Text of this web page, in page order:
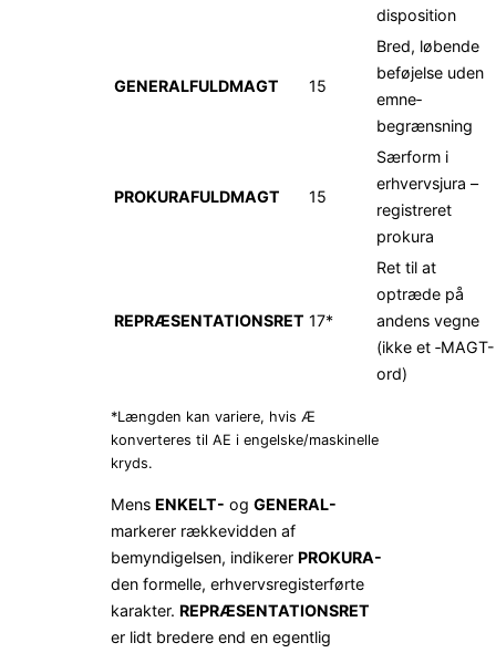
disposition
GENERALFULDMAGT 15
Bred, løbende
beføjelse uden
emne­
begrænsning
PROKURAFULDMAGT 15
Særform i
erhvervsjura –
registreret
prokura
REPRÆSENTATIONSRET 17*
Ret til at
optræde på
andens vegne
(ikke et ‑MAGT-
ord)
*Længden kan variere, hvis Æ
konverteres til AE i engelske/maskinelle
kryds.
Mens ENKELT- og GENERAL-
markerer rækkevidden af
bemyndigelsen, indikerer PROKURA-
den formelle, erhvervs­register­førte
karakter. REPRÆSENTATIONSRET
er lidt bredere end en egentlig